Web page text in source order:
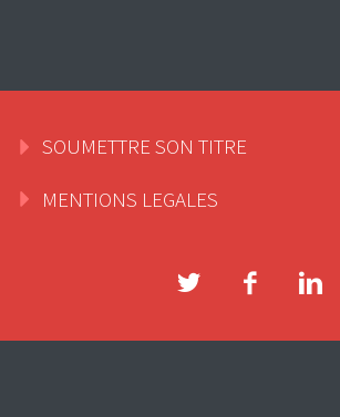
SOUMETTRE SON TITRE
MENTIONS LEGALES